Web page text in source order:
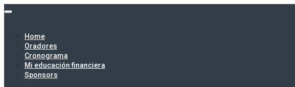
Home
Oradores
Cronograma
Mi educación financiera
Sponsors